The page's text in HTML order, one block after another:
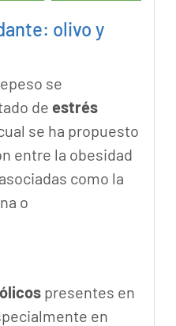
olivo y
se
de estrés
se ha propuesto
entre la obesidad
como la
o
presentes en
en